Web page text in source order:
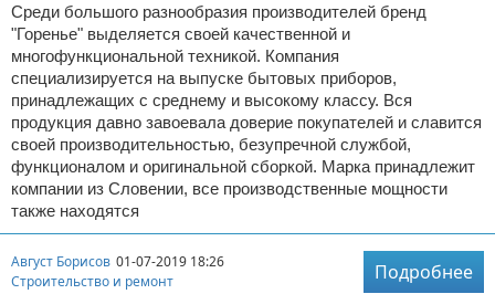
Среди большого разнообразия производителей бренд
"Горенье" выделяется своей качественной и
многофункциональной техникой. Компания
специализируется на выпуске бытовых приборов,
принадлежащих с среднему и высокому классу. Вся
продукция давно завоевала доверие покупателей и славится
своей производительностью, безупречной службой,
функционалом и оригинальной сборкой. Марка принадлежит
компании из Словении, все производственные мощности
также находятся
Август Борисов 01-07-2019 18:26
Строительство и ремонт
Подробнее